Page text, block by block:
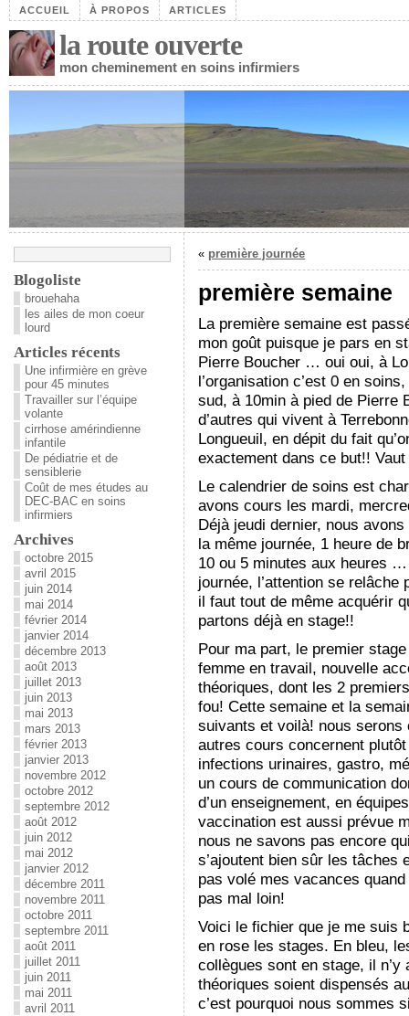
ACCUEIL À PROPOS ARTICLES
la route ouverte
mon cheminement en soins infirmiers
« première journée
première semaine
La première semaine est
mon goût puisque je pars en
Pierre Boucher … oui oui, à
l’organisation c’est 0 en
sud, à 10min à pied de Pierre
d’autres qui vivent à
Longueuil, en dépit du fait
exactement dans ce but!!
Le calendrier de soins est
avons cours les mardi,
Déjà jeudi dernier, nous
la même journée, 1 heure de
10 ou 5 minutes aux heures
journée, l’attention se
il faut tout de même acquérir
partons déjà en stage!!
Pour ma part, le premier
femme en travail, nouvelle
théoriques, dont les 2
fou! Cette semaine et la
suivants et voilà! nous
autres cours concernent
infections urinaires, gastro,
un cours de communication
d’un enseignement, en
vaccination est aussi prévue
nous ne savons pas encore
s’ajoutent bien sûr les
pas volé mes vacances
pas mal loin!
Voici le fichier que je me suis
en rose les stages. En bleu,
collègues sont en stage, il
théoriques soient dispensés
c’est pourquoi nous sommes
Blogoliste
brouehaha
les ailes de mon coeur
lourd
Articles récents
Une infirmière en grève
pour 45 minutes
Travailler sur l’équipe
volante
cirrhose amérindienne
infantile
De pédiatrie et de
sensiblerie
Coût de mes études au
DEC-BAC en soins
infirmiers
Archives
octobre 2015
avril 2015
juin 2014
mai 2014
février 2014
janvier 2014
décembre 2013
août 2013
juillet 2013
juin 2013
mai 2013
mars 2013
février 2013
janvier 2013
novembre 2012
octobre 2012
septembre 2012
août 2012
juin 2012
mai 2012
janvier 2012
décembre 2011
novembre 2011
octobre 2011
septembre 2011
août 2011
juillet 2011
juin 2011
mai 2011
avril 2011